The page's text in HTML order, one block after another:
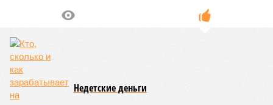
Премьер закавказской республики Никол Пашинян заявил, что
его страна может потребовать у Москвы до 2 млрд долларов
ежегодно за аренду Южно-Кавказской железной дороги (ЮКЖД).
В настоящий момент та эксплуатируется «дочкой» ОАО «РЖД»,
причём исключительно за российский счёт. И в
складывающейся ситуации, кажется, больше вопросов не к